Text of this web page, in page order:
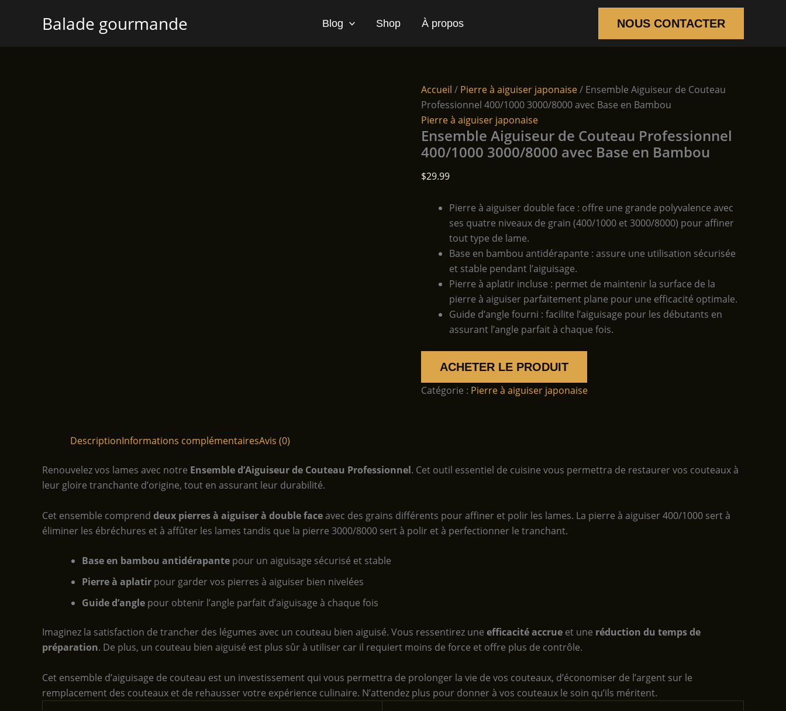
Balade gourmande Blog Shop À propos NOUS CONTACTER
Accueil / Pierre à aiguiser japonaise/ Ensemble Aiguiseur de Couteau
Professionnel 400/1000 3000/8000 avec Base en Bambou
Pierre à aiguiser japonaise
Ensemble Aiguiseur de Couteau Professionnel
400/1000 3000/8000 avec Base en Bambou
$29.99
Pierre à aiguiser double face : offre une grande polyvalence avec
ses quatre niveaux de grain (400/1000 et 3000/8000) pour affiner
tout type de lame.
Base en bambou antidérapante : assure une utilisation sécurisée
et stable pendant l’aiguisage.
Pierre à aplatir incluse : permet de maintenir la surface de la
pierre à aiguiser parfaitement plane pour une efficacité optimale.
Guide d’angle fourni : facilite l’aiguisage pour les débutants en
assurant l’angle parfait à chaque fois.
ACHETER LE PRODUIT
Catégorie : Pierre à aiguiser japonaise
DescriptionInformations complémentairesAvis (0)
Renouvelez vos lames avec notre Ensemble d’Aiguiseur de Couteau Professionnel. Cet outil essentiel de cuisine vous permettra de restaurer vos couteaux à
leur gloire tranchante d’origine, tout en assurant leur durabilité.
Cet ensemble comprend deux pierres à aiguiser à double faceavec des grains différents pour affiner et polir les lames. La pierre à aiguiser 400/1000 sert à
éliminer les ébréchures et à affûter les lames tandis que la pierre 3000/8000 sert à polir et à perfectionner le tranchant.
Base en bambou antidérapante pour un aiguisage sécurisé et stable
Pierre à aplatir pour garder vos pierres à aiguiser bien nivelées
Guide d’angle pour obtenir l’angle parfait d’aiguisage à chaque fois
Imaginez la satisfaction de trancher des légumes avec un couteau bien aiguisé. Vous ressentirez une efficacité accrue et une réduction du temps de
préparation. De plus, un couteau bien aiguisé est plus sûr à utiliser car il requiert moins de force et offre plus de contrôle.
Cet ensemble d’aiguisage de couteau est un investissement qui vous permettra de prolonger la vie de vos couteaux, d’économiser de l’argent sur le
remplacement des couteaux et de rehausser votre expérience culinaire. N’attendez plus pour donner à vos couteaux le soin qu’ils méritent.